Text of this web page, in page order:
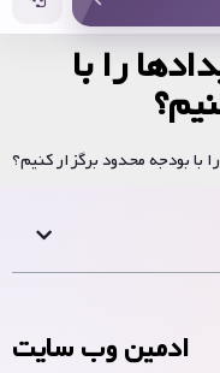
را با
با بودجه محدود برگزار کنیم؟
ادمین وب سایت